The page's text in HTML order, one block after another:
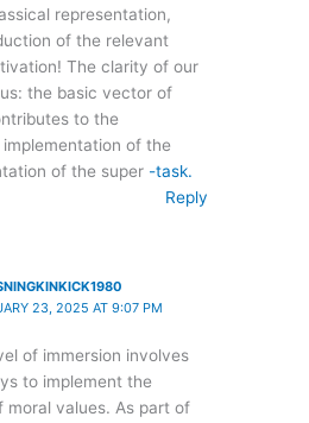
representation,
of the relevant
The clarity of our
the basic vector of
to the
of the
of the super-task.
Reply
23, 2025 AT 9:07 PM
of immersion involves
to implement the
moral values. As part of